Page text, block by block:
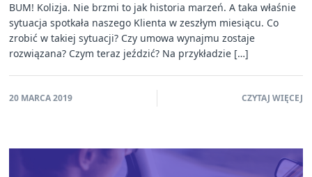
BUM! Kolizja. Nie brzmi to jak historia marzeń. A taka właśnie
sytuacja spotkała naszego Klienta w zeszłym miesiącu. Co
zrobić w takiej sytuacji? Czy umowa wynajmu zostaje
rozwiązana? Czym teraz jeździć? Na przykładzie […]
20 MARCA 2019 CZYTAJ WIĘCEJ